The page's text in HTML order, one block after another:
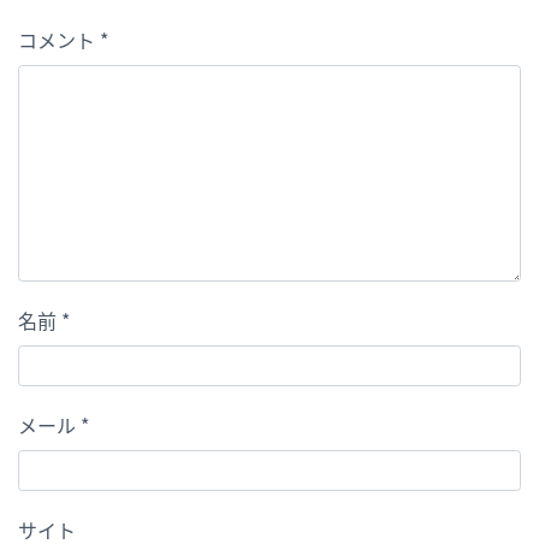
コメント *
名前 *
メール *
サイト